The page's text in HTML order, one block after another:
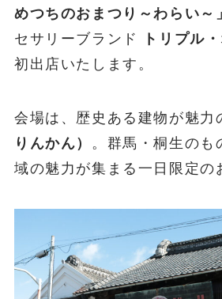
めつちのおまつり～わらい～
セサリーブランド
トリプル
初出店いたします。
会場は、歴史ある建物が魅
りんかん）
。群馬・桐生のも
域の魅力が集まる一日限定の